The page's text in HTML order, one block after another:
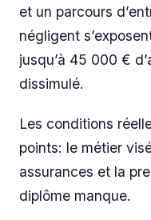
et un parcours
négligent
jusqu’à 45 000 €
dissimulé.
Les conditions
points: le métier
assurances et la
diplôme manque.